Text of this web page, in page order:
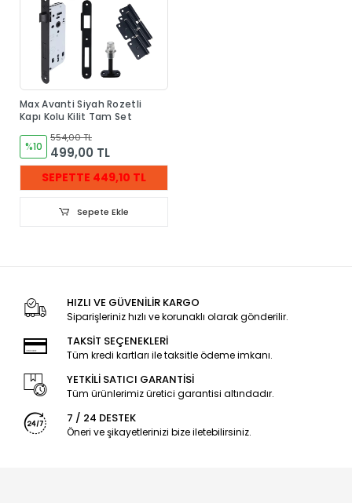
Max Avanti Siyah Rozetli
Kapı Kolu Kilit Tam Set
%10
554,00 TL
499,00 TL
SEPETTE 449,10 TL
Sepete Ekle
HIZLI VE GÜVENİLİR KARGO
Siparişleriniz hızlı ve korunaklı olarak gönderilir.
TAKSİT SEÇENEKLERİ
Tüm kredi kartları ile taksitle ödeme imkanı.
YETKİLİ SATICI GARANTİSİ
Tüm ürünlerimiz üretici garantisi altındadır.
7 / 24 DESTEK
Öneri ve şikayetlerinizi bize iletebilirsiniz.